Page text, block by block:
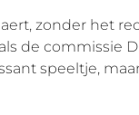
zonder het
de commissie
speeltje,